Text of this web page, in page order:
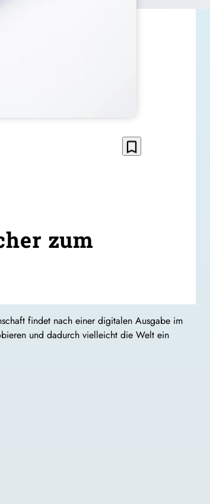
bookmark_border
zum
findet nach einer digitalen Ausgabe im
und dadurch vielleicht die Welt ein